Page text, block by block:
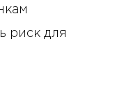
риск для